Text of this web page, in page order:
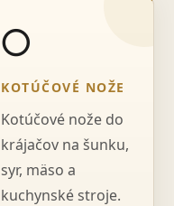
⭕
KOTÚČOVÉ NOŽE
Kotúčové nože do
krájačov na šunku,
syr, mäso a
kuchynské stroje.